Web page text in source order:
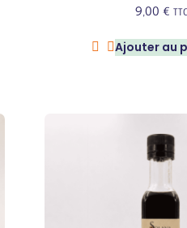
9,00 € TTC
Ajouter au